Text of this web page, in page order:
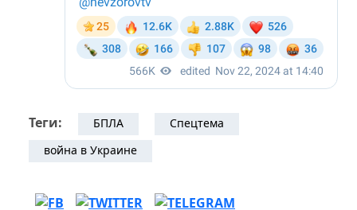
Теги: БПЛА
Спецтема
война в Украине